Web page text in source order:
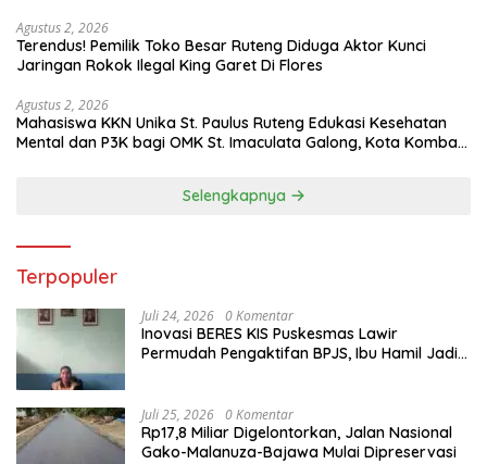
Agustus 2, 2026
Terendus! Pemilik Toko Besar Ruteng Diduga Aktor Kunci
Jaringan Rokok Ilegal King Garet Di Flores
Agustus 2, 2026
Mahasiswa KKN Unika St. Paulus Ruteng Edukasi Kesehatan
Mental dan P3K bagi OMK St. Imaculata Galong, Kota Komba
Selengkapnya
Terpopuler
Juli 24, 2026 0 Komentar
Inovasi BERES KIS Puskesmas Lawir
Permudah Pengaktifan BPJS, Ibu Hamil Jadi
Juli 25, 2026 0 Komentar
Rp17,8 Miliar Digelontorkan, Jalan Nasional
Gako-Malanuza-Bajawa Mulai Dipreservasi